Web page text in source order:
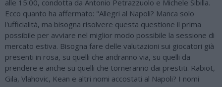
alle 15:00, condotta da Antonio Petrazzuolo e Michele Sibilla.
Ecco quanto ha affermato: "Allegri al Napoli? Manca solo
l'ufficialità, ma bisogna risolvere questa questione il prima
possibile per avviare nel miglior modo possibile la sessione di
mercato estiva. Bisogna fare delle valutazioni sui giocatori già
presenti in rosa, su quelli che andranno via, su quelli da
prendere e anche su quelli che torneranno dai prestiti. Rabiot,
Gila, Vlahovic, Kean e altri nomi accostati al Napoli? I nomi